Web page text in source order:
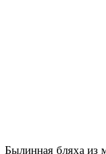
Былинная бляха из